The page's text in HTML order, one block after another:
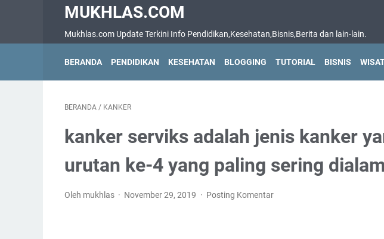
MUKHLAS.COM
Mukhlas.com Update Terkini Info Pendidikan,Kesehatan,Bisnis,Berita dan lain-lain.
BERANDA PENDIDIKAN KESEHATAN BLOGGING TUTORIAL BISNIS
BERANDA / KANKER
kanker serviks adalah jenis kanker
urutan ke-4 yang paling sering
Oleh mukhlas November 29, 2019 Posting Komentar